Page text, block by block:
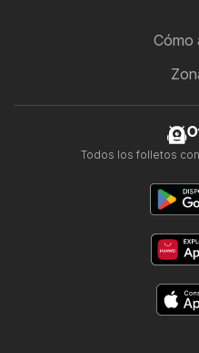
Cómo
Todos los folletos